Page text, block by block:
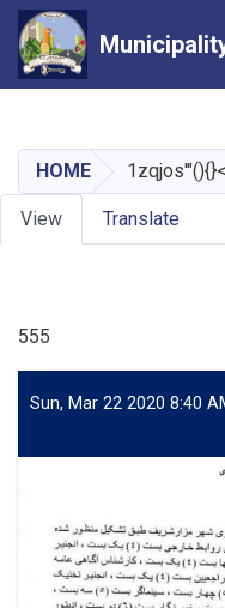
HOME
Primary
tabs
View Translate
555
Sun, Mar 22 2020 8:40